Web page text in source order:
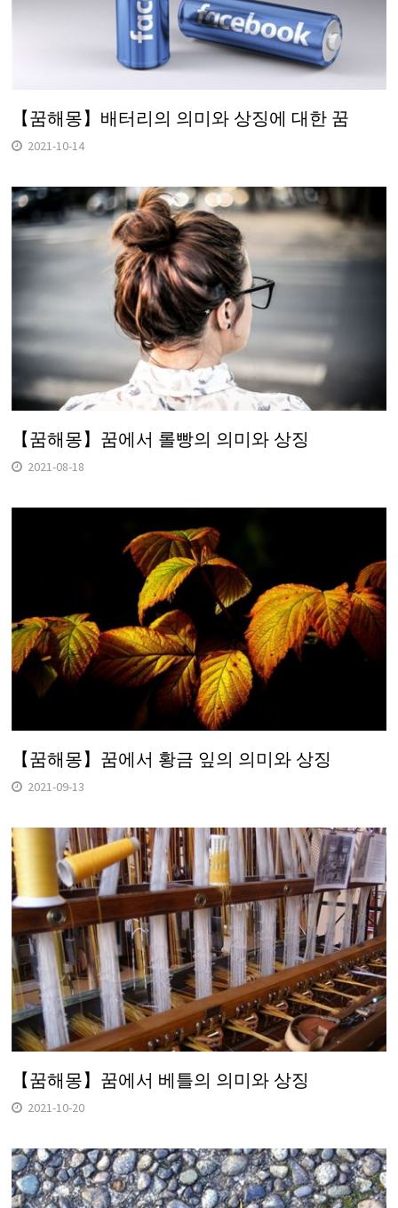
【꿈해몽】배터리의 의미와 상징에 대한 꿈
2021-10-14
【꿈해몽】꿈에서 롤빵의 의미와 상징
2021-08-18
【꿈해몽】꿈에서 황금 잎의 의미와 상징
2021-09-13
【꿈해몽】꿈에서 베틀의 의미와 상징
2021-10-20